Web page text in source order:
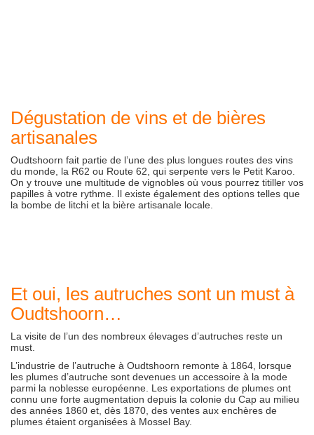
Dégustation de vins et de bières
artisanales
Oudtshoorn fait partie de l’une des plus longues routes des vins
du monde, la R62 ou Route 62, qui serpente vers le Petit Karoo.
On y trouve une multitude de vignobles où vous pourrez titiller vos
papilles à votre rythme. Il existe également des options telles que
la bombe de litchi et la bière artisanale locale.
Et oui, les autruches sont un must à
Oudtshoorn…
La visite de l’un des nombreux élevages d’autruches reste un
must.
L’industrie de l’autruche à Oudtshoorn remonte à 1864, lorsque
les plumes d’autruche sont devenues un accessoire à la mode
parmi la noblesse européenne. Les exportations de plumes ont
connu une forte augmentation depuis la colonie du Cap au milieu
des années 1860 et, dès 1870, des ventes aux enchères de
plumes étaient organisées à Mossel Bay.